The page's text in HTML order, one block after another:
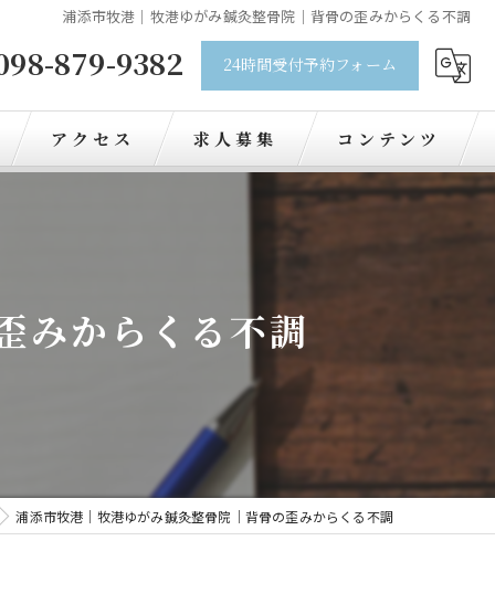
浦添市牧港｜牧港ゆがみ鍼灸整骨院｜背骨の歪みからくる不調
879-9382 24時間受付予約フォーム
アクセス 求人募集 コンテンツ
みからくる不調
浦添市牧港｜牧港ゆがみ鍼灸整骨院｜背骨の歪みからくる不調